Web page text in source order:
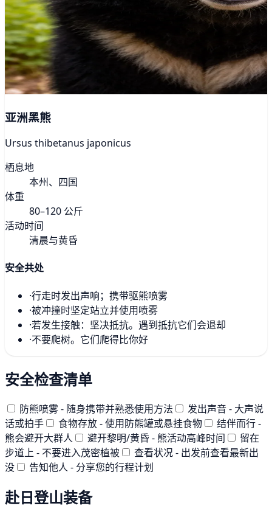
亚洲黑熊
Ursus thibetanus japonicus
栖息地
本州、四国
体重
80–120 公斤
活动时间
清晨与黄昏
安全共处
·行走时发出声响；携带驱熊喷雾
·被冲撞时坚定站立并使用喷雾
·若发生接触：坚决抵抗。遇到抵抗它们会退却
·不要爬树。它们爬得比你好
安全检查清单
防熊喷雾 - 随身携带并熟悉使用方法
发出声音 - 大声说
话或拍手
食物存放 - 使用防熊罐或悬挂食物
结伴而行 -
熊会避开大群人
避开黎明/黄昏 - 熊活动高峰时间
留在
步道上 - 不要进入茂密植被
查看状况 - 出发前查看最新出
没
告知他人 - 分享您的行程计划
赴日登山装备